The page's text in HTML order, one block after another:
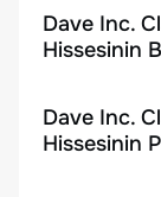
Dave Inc.
Hissesinin
Dave Inc.
Hissesinin